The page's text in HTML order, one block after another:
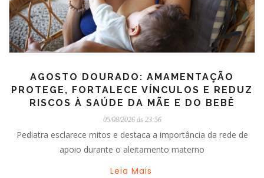
AGOSTO DOURADO: AMAMENTAÇÃO
PROTEGE, FORTALECE VÍNCULOS E REDUZ
RISCOS À SAÚDE DA MÃE E DO BEBÊ
05/08/2026 ás 23:56
Pediatra esclarece mitos e destaca a importância da rede de
apoio durante o aleitamento materno
Leia Mais